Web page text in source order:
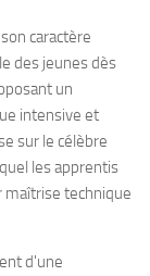
caractère
des jeunes dès
un
intensive et
sur le célèbre
les apprentis
maîtrise technique
d'une